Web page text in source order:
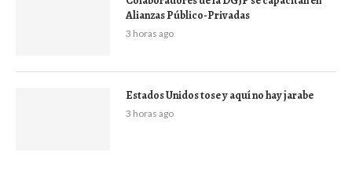
Alianzas Público-Privadas
3 horas ago
Estados Unidos tose y aquí no hay jarabe
3 horas ago